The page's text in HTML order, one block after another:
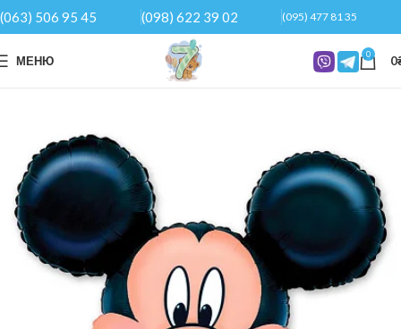
(063) 506 95 45 (098) 622 39 02 (095) 477 81 35
МЕНЮ 0 0